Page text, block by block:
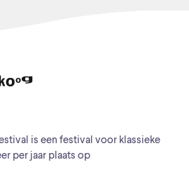
is een festival voor klassieke
per jaar plaats op